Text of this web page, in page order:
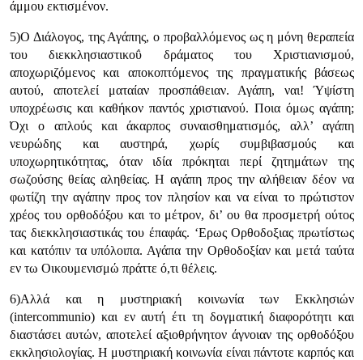
άμμου εκτισμένον.
5)Ο Διάλογος, της Αγάπης, ο προβαλλόμενος ως η μόνη θεραπεία
του διεκκλησιαστικοΰ δράματος του Χριστιανισμού,
αποχωριζόμενος και αποκοπτόμενος της πραγματικής βάσεως
αυτού, αποτελεί ματαίαν προσπάθειαν. Αγάπη, ναι! Ύψίστη
υποχρέωσις και καθήκον παντός χριστιανού. Ποια όμως αγάπη;
Όχι ο απλούς και άκαρπος συναισθηματισμός, αλλ’ αγάπη
νευρώδης και αυστηρά, χωρίς συμβιβασμούς και
υποχωρητικότητας, όταν ιδία πρόκηται περί ζητημάτων της
σωζούσης θείας αληθείας. Η αγάπη προς την αλήθειαν δέον να
φωτίζη την αγάπην προς τον πλησίον και να είναι το πρώτιστον
χρέος του ορθοδόξου και το μέτρον, δι’ ου θα προσμετρή ούτος
τας διεκκλησιαστικάς του έπαφάς. ‘Ερως Ορθοδοξιας πρωτίστως
και κατόπιν τα υπόλοιπα. Αγάπα την Ορθοδοξίαν και μετά ταύτα
εν τω Οικουμενισμώ πράττε ό,τι θέλεις.
6)Αλλά και η μυστηριακή κοινωνία των Εκκλησιών
(intercommunio) και εν αυτή έτι τη δογματική διαφορότητι και
διαστάσει αυτών, αποτελεί αξιοθρήνητον άγνοιαν της ορθοδόξου
εκκλησιολογίας. Η μυστηριακή κοινωνία είναι πάντοτε καρπός και